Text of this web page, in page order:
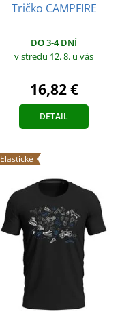
Tričko CAMPFIRE
DO 3-4 DNÍ
v stredu 12. 8. u vás
16,82 €
DETAIL
Elastické